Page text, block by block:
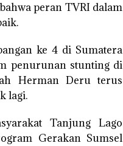
peran TVRI dalam
ke 4 di Sumatera
penurunan stunting di
Herman Deru terus
lagi.
Tanjung Lago
Gerakan Sumsel